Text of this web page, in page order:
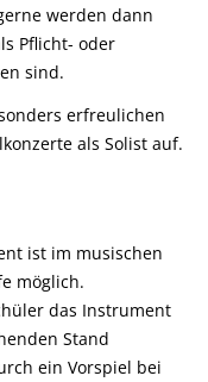
werden dann
Pflicht- oder
sind.
erfreulichen
als Solist auf.
ist im musischen
möglich.
das Instrument
Stand
ein Vorspiel bei